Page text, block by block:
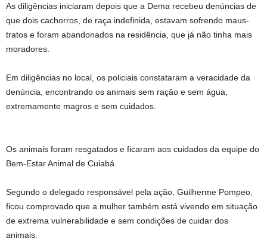
As diligências iniciaram depois que a Dema recebeu denúncias de
que dois cachorros, de raça indefinida, estavam sofrendo maus-
tratos e foram abandonados na residência, que já não tinha mais
moradores.
Em diligências no local, os policiais constataram a veracidade da
denúncia, encontrando os animais sem ração e sem água,
extremamente magros e sem cuidados.
Os animais foram resgatados e ficaram aos cuidados da equipe do
Bem-Estar Animal de Cuiabá.
Segundo o delegado responsável pela ação, Guilherme Pompeo,
ficou comprovado que a mulher também está vivendo em situação
de extrema vulnerabilidade e sem condições de cuidar dos
animais.